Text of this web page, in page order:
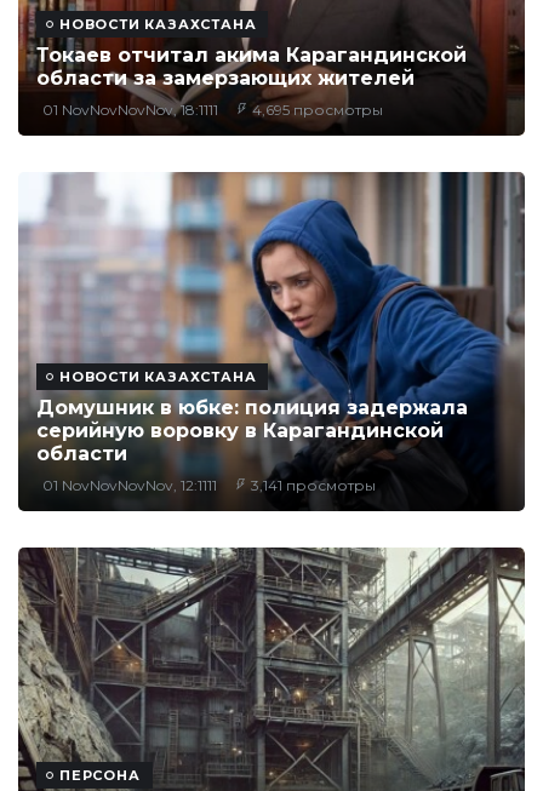
НОВОСТИ КАЗАХСТАНА
Токаев отчитал акима Карагандинской
области за замерзающих жителей
01 NovNovNovNov, 18:1111 4,695 просмотры
НОВОСТИ КАЗАХСТАНА
Домушник в юбке: полиция задержала
серийную воровку в Карагандинской
области
01 NovNovNovNov, 12:1111 3,141 просмотры
ПЕРСОНА